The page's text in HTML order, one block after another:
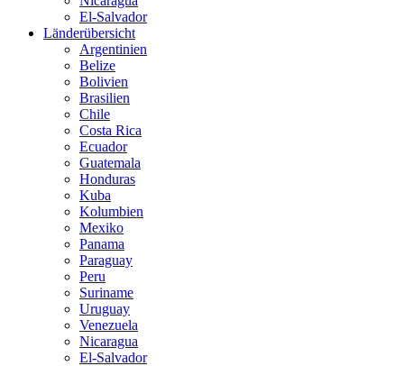
El-Salvador
Länderübersicht
Argentinien
Belize
Bolivien
Brasilien
Chile
Costa Rica
Ecuador
Guatemala
Honduras
Kuba
Kolumbien
Mexiko
Panama
Paraguay
Peru
Suriname
Uruguay
Venezuela
Nicaragua
El-Salvador